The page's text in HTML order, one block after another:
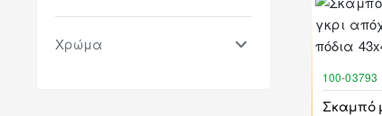
Χρώμα
100-03793
Σκαμπό